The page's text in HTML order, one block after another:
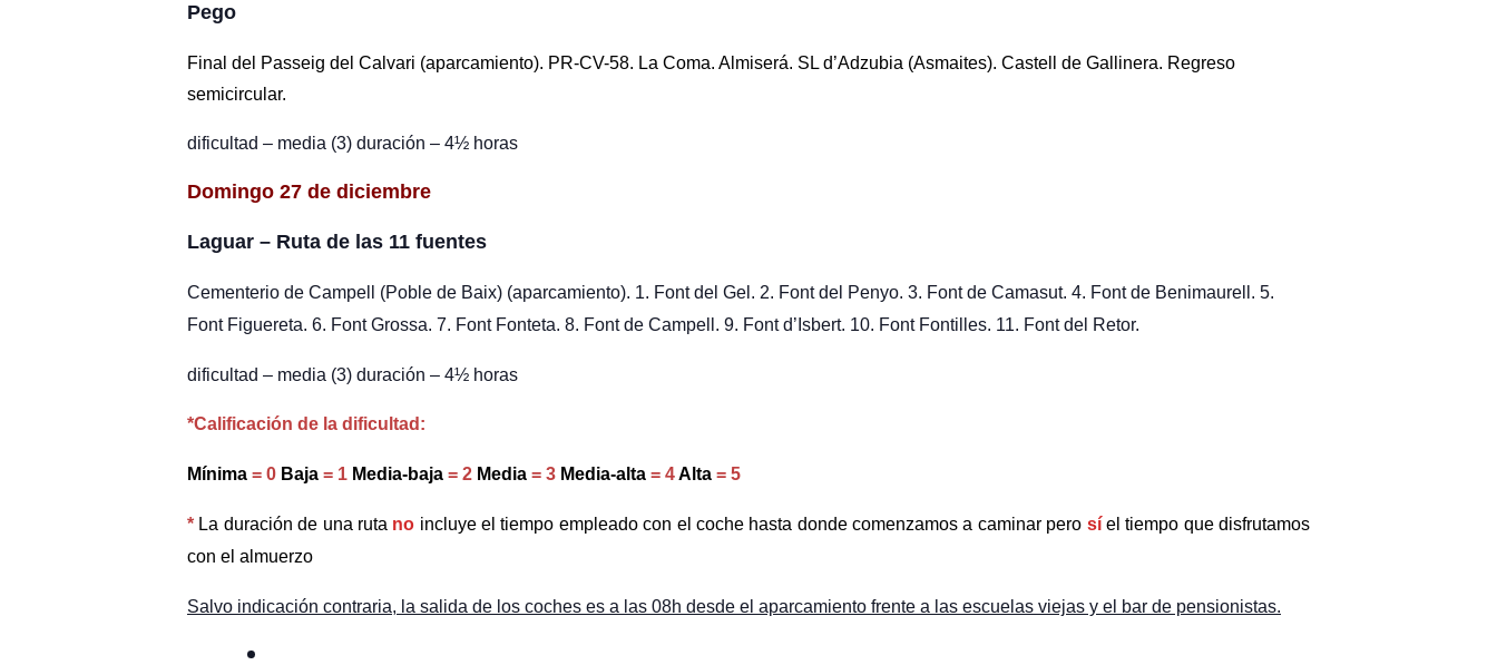
Pego
Final del Passeig del Calvari (aparcamiento). PR-CV-58. La Coma. Almiserá. SL d’Adzubia (Asmaites). Castell de Gallinera. Regreso
semicircular.
dificultad – media (3) duración – 4½ horas
Domingo 27 de diciembre
Laguar – Ruta de las 11 fuentes
Cementerio de Campell (Poble de Baix) (aparcamiento). 1. Font del Gel. 2. Font del Penyo. 3. Font de Camasut. 4. Font de Benimaurell. 5.
Font Figuereta. 6. Font Grossa. 7. Font Fonteta. 8. Font de Campell. 9. Font d’Isbert. 10. Font Fontilles. 11. Font del Retor.
dificultad – media (3) duración – 4½ horas
*Calificación de la dificultad:
Mínima = 0 Baja = 1 Media-baja = 2 Media = 3 Media-alta = 4Alta = 5
* La duración de una ruta no incluye el tiempo empleado con el coche hasta donde comenzamos a caminar pero síel tiempo que disfrutamos
con el almuerzo
Salvo indicación contraria, la salida de los coches es a las 08h desde el aparcamiento frente a las escuelas viejas y el bar de pensionistas.